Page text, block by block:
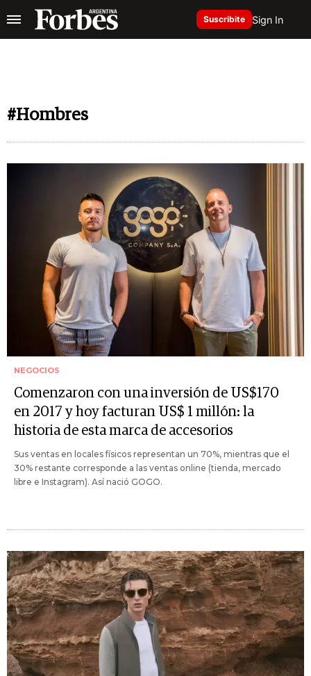
Suscribite Sign In
#Hombres
NEGOCIOS
Comenzaron con una inversión de US$170
en 2017 y hoy facturan US$ 1 millón: la
historia de esta marca de accesorios
Sus ventas en locales físicos representan un 70%, mientras que el
30% restante corresponde a las ventas online (tienda, mercado
libre e Instagram). Así nació GOGO.